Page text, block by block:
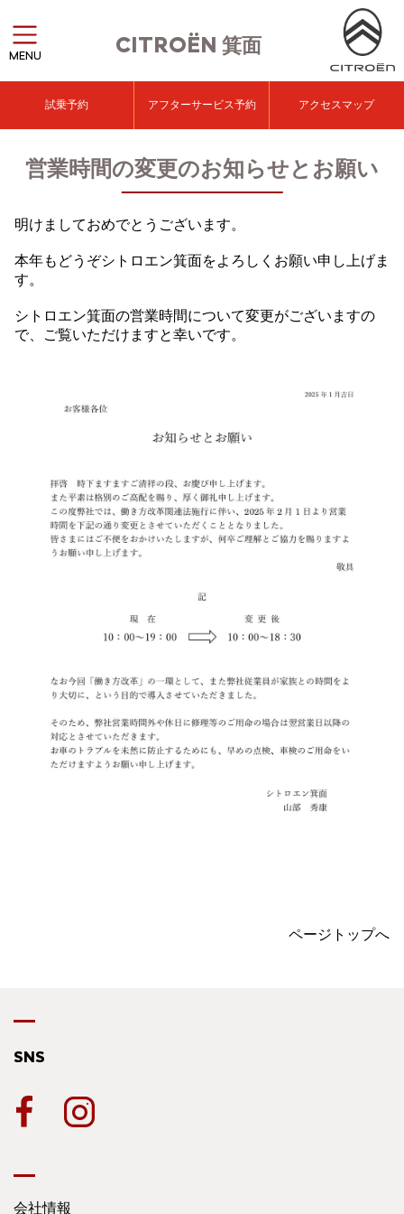
CITROËN 箕面
MENU
試乗予約 アフターサービス予約 アクセスマップ
営業時間の変更のお知らせとお願い
明けましておめでとうございます。
本年もどうぞシトロエン箕面をよろしくお願い申し上げま
す。
シトロエン箕面の営業時間について変更がございますの
で、ご覧いただけますと幸いです。
ページトップへ
SNS
会社情報